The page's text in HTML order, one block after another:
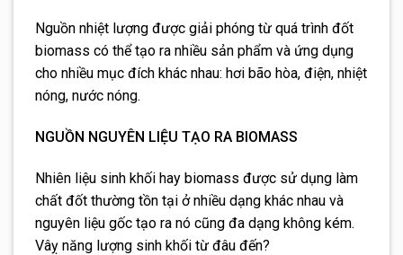
Nguồn nhiệt lượng được giải phóng từ quá trình đốt
biomass có thể tạo ra nhiều sản phẩm và ứng dụng
cho nhiều mục đích khác nhau: hơi bão hòa, điện, nhiệt
nóng, nước nóng.
NGUỒN NGUYÊN LIỆU TẠO RA BIOMASS
Nhiên liệu sinh khối hay biomass được sử dụng làm
chất đốt thường tồn tại ở nhiều dạng khác nhau và
nguyên liệu gốc tạo ra nó cũng đa dạng không kém.
Vâỵ năng lượng sinh khối từ đâu đến?